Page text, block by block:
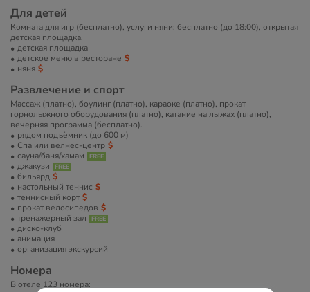
Для детей
Комната для игр (бесплатно), услуги няни: бесплатно (до 18:00), открытая
детская площадка.
детская площадка
детское меню в ресторане
няня
Развлечение и спорт
Массаж (платно), боулинг (платно), караоке (платно), прокат
горнолыжного оборудования (платно), катание на лыжах (платно),
вечерняя программа (бесплатно).
рядом подъёмник (до 600 м)
Спа или велнес-центр
сауна/баня/хамам
джакузи
бильярд
настольный теннис
теннисный корт
прокат велосипедов
тренажерный зал
диско-клуб
анимация
организация экскурсий
Номера
В отеле 123 номера: